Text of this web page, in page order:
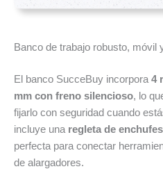
Banco de trabajo robusto, móvil
El banco SucceBuy incorpora4
mm con freno silencioso, lo
fijarlo con seguridad cuando
incluye una regleta de
perfecta para conectar
de alargadores.